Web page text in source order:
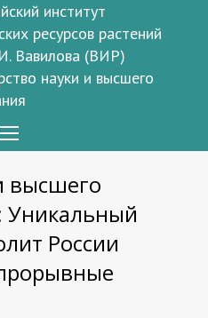
институт
ресурсов растений
Вавилова (ВИР)
науки и высшего
Menu
высшего
Уникальный
России